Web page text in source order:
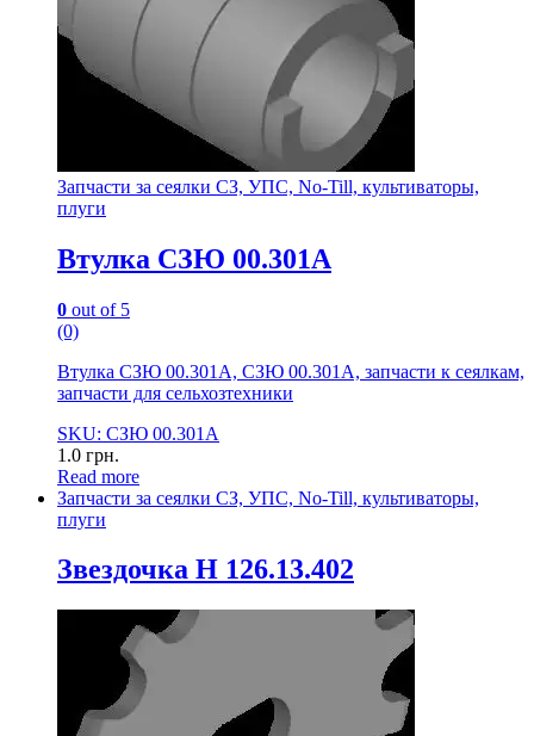
Запчасти за сеялки СЗ, УПС, No-Till, культиваторы,
плуги
Втулка СЗЮ 00.301А
0 out of 5
(0)
Втулка СЗЮ 00.301А, СЗЮ 00.301А, запчасти к сеялкам,
запчасти для сельхозтехники
SKU: СЗЮ 00.301А
1.0 грн.
Read more
Запчасти за сеялки СЗ, УПС, No-Till, культиваторы,
плуги
Звездочка Н 126.13.402